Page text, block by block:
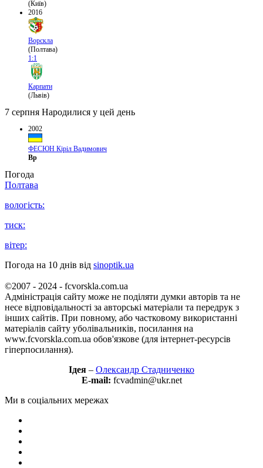
(Київ)
2016
Ворскла
(Полтава)
1:1
Карпати
(Львів)
7 серпня Народилися у цей день
2002
ФЕСЮН Кіріл Вадимович
Вр
Погода
Полтава
вологість:
тиск:
вітер:
Погода на 10 днів від sinoptik.ua
©2007 - 2024 - fcvorskla.com.ua
Адміністрація сайту може не поділяти думки авторів та не
несе відповідальності за авторські матеріали та передрук з
інших сайтів. При повному, або частковому використанні
матеріалів сайту уболівальників, посилання на
www.fcvorskla.com.ua обов'язкове (для інтернет-ресурсів
гіперпосилання).
Ідея – Олександр Стадниченко
E-mail: fcvadmin@ukr.net
Ми в соціальних мережах